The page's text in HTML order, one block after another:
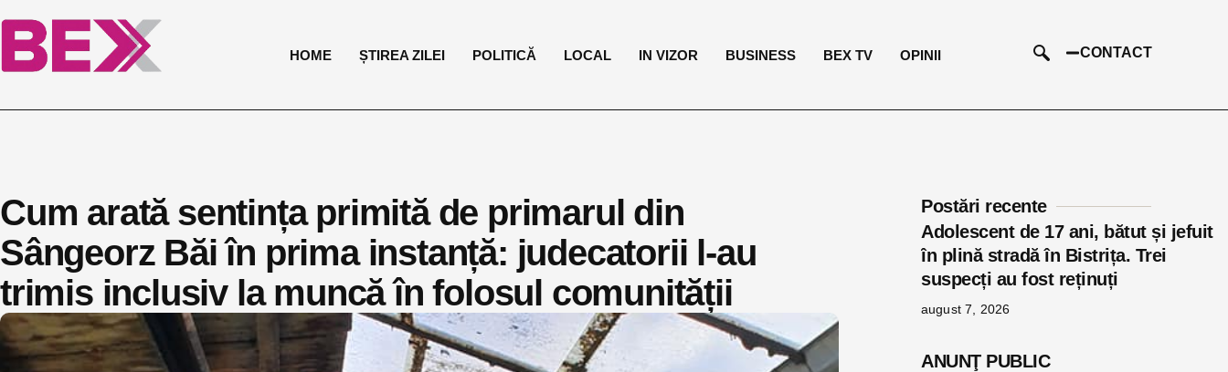
HOME ȘTIREA ZILEI POLITICĂ LOCAL IN VIZOR BUSINESS BEX TV OPINII CONTACT
Cum arată sentința primită de primarul din
Sângeorz Băi în prima instanță: judecatorii l-au
trimis inclusiv la muncă în folosul comunității
Postări recente
Adolescent de 17 ani, bătut și jefuit
în plină stradă în Bistrița. Trei
suspecți au fost reținuți
august 7, 2026
ANUNŢ PUBLIC